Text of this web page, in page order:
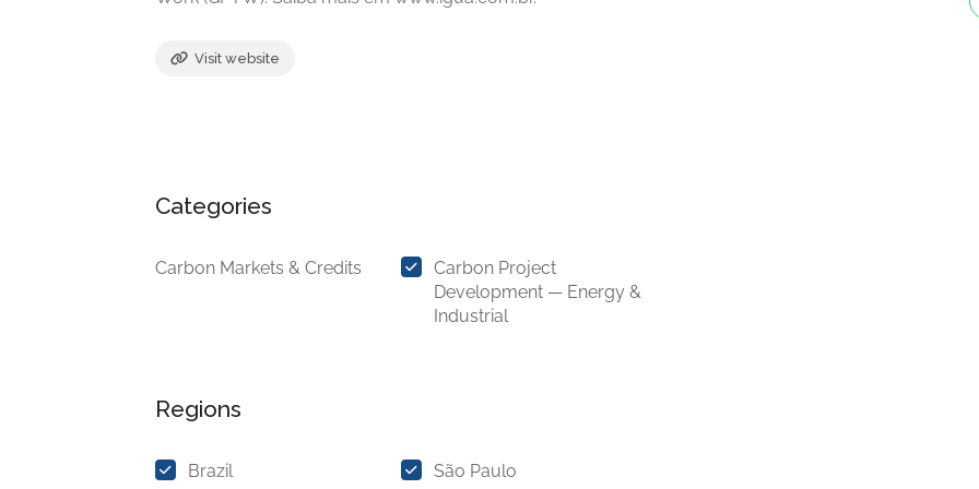
Visit website
Categories
Carbon Markets & Credits
Carbon Project
Development — Energy &
Industrial
Regions
Brazil São Paulo